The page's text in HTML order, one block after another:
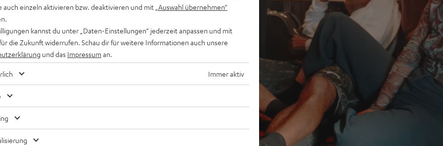
Übertragung von iOS,
als Stereo-Setup oder
mit Bluetooth, passe
und Tasche
auch einzeln aktivieren bzw. deaktivieren und mit „Auswahl übernehmen“
kannst du unter „Daten-Einstellungen“ jederzeit anpassen und mit
die Zukunft widerrufen. Schau dir für weitere Informationen auch unsere
und das Impressum an.
Immer aktiv